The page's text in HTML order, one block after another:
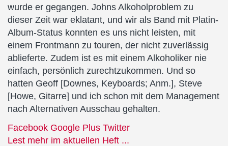
wurde er gegangen. Johns Alkoholproblem zu
dieser Zeit war eklatant, und wir als Band mit Platin-
Album-Status konnten es uns nicht leisten, mit
einem Frontmann zu touren, der nicht zuverlässig
ablieferte. Zudem ist es mit einem Alkoholiker nie
einfach, persönlich zurechtzukommen. Und so
hatten Geoff [Downes, Keyboards; Anm.], Steve
[Howe, Gitarre] und ich schon mit dem Management
nach Alternativen Ausschau gehalten.
Facebook Google Plus Twitter
Lest mehr im aktuellen Heft ...